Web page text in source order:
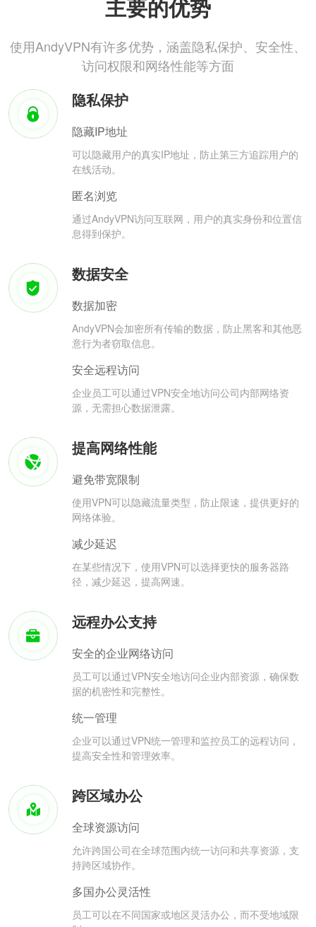
主要的优势
使用AndyVPN有许多优势，涵盖隐私保护、安全性、
访问权限和网络性能等方面
隐私保护
隐藏IP地址
可以隐藏用户的真实IP地址，防止第三方追踪用户的
在线活动。
匿名浏览
通过AndyVPN访问互联网，用户的真实身份和位置信
息得到保护。
数据安全
数据加密
AndyVPN会加密所有传输的数据，防止黑客和其他恶
意行为者窃取信息。
安全远程访问
企业员工可以通过VPN安全地访问公司内部网络资
源，无需担心数据泄露。
提高网络性能
避免带宽限制
使用VPN可以隐藏流量类型，防止限速，提供更好的
网络体验。
减少延迟
在某些情况下，使用VPN可以选择更快的服务器路
径，减少延迟，提高网速。
远程办公支持
安全的企业网络访问
员工可以通过VPN安全地访问企业内部资源，确保数
据的机密性和完整性。
统一管理
企业可以通过VPN统一管理和监控员工的远程访问，
提高安全性和管理效率。
跨区域办公
全球资源访问
允许跨国公司在全球范围内统一访问和共享资源，支
持跨区域协作。
多国办公灵活性
员工可以在不同国家或地区灵活办公，而不受地域限